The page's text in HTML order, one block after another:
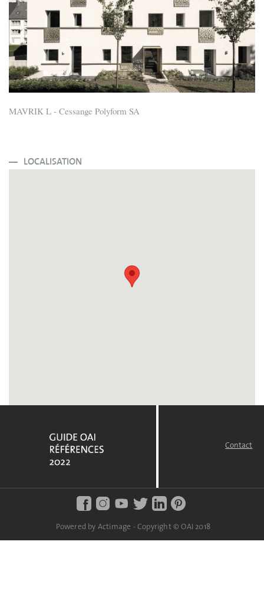
MAVRIK L - Cessange Polyform SA
LOCALISATION
Contact
Powered by Actimage - Copyright © OAI 2018